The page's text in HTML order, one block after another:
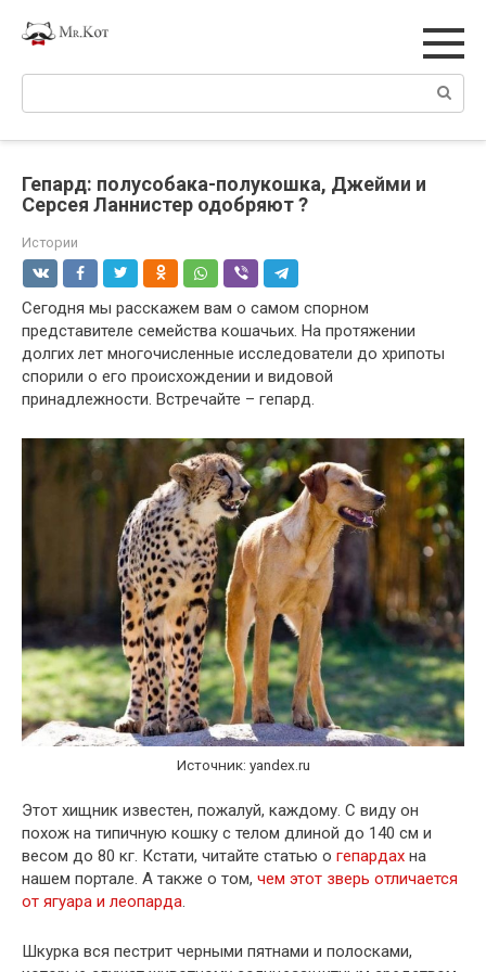
Поиск:
Гепард: полусобака-полукошка, Джейми и
Серсея Ланнистер одобряют ?
Истории
Сегодня мы расскажем вам о самом спорном
представителе семейства кошачьих. На протяжении
долгих лет многочисленные исследователи до хрипоты
спорили о его происхождении и видовой
принадлежности. Встречайте – гепард.
Источник: yandex.ru
Этот хищник известен, пожалуй, каждому. С виду он
похож на типичную кошку с телом длиной до 140 см и
весом до 80 кг. Кстати, читайте статью о гепардах на
нашем портале. А также о том, чем этот зверь отличается
от ягуара и леопарда.
Шкурка вся пестрит черными пятнами и полосками,